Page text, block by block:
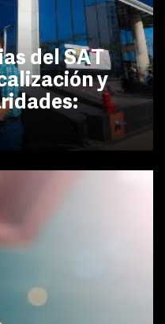
del SAT
y